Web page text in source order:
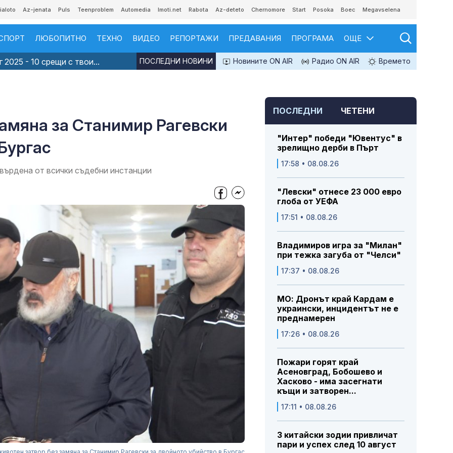
Az-jenata Puls Teenproblem Automedia Imoti.net Rabota Az-deteto Chernomore Start Posoka Boec Megavselena
ЛЮБОПИТНО ТЕХНО ВИДЕО РЕПОРТАЖИ ПРЕДАВАНИЯ ПРОГРАМА ОЩЕ
2025 - 10 срещи с твои... Новините ON AIR Радио ON AIR Времето
ПОСЛЕДНИ НОВИНИ
за Станимир Рагевски
от всички съдебни инстанции
ПОСЛЕДНИ ЧЕТЕНИ
"Интер" победи "Ювентус" в
зрелищно дерби в Пърт
17:58 • 08.08.26
"Левски" отнесе 23 000 евро
глоба от УЕФА
17:51 • 08.08.26
Владимиров игра за "Милан"
при тежка загуба от "Челси"
17:37 • 08.08.26
МО: Дронът край Кардам е
украински, инцидентът не е
преднамерен
17:26 • 08.08.26
Пожари горят край
Асеновград, Бобошево и
Хасково - има засегнати
къщи и затворен...
17:11 • 08.08.26
3 китайски зодии привличат
пари и успех след 10 август